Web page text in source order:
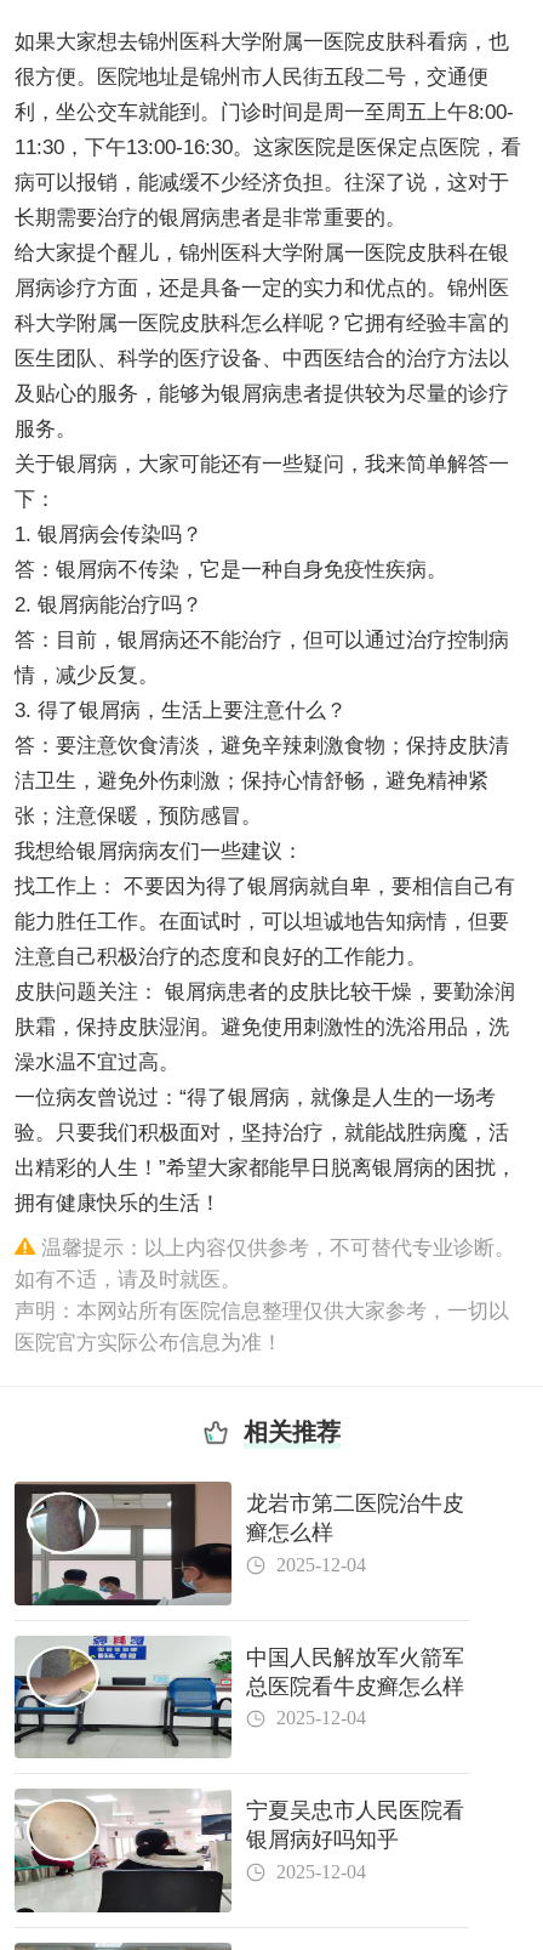
如果大家想去锦州医科大学附属一医院皮肤科看病，也
很方便。医院地址是锦州市人民街五段二号，交通便
利，坐公交车就能到。门诊时间是周一至周五上午8:00-
11:30，下午13:00-16:30。这家医院是医保定点医院，看
病可以报销，能减缓不少经济负担。往深了说，这对于
长期需要治疗的银屑病患者是非常重要的。
给大家提个醒儿，锦州医科大学附属一医院皮肤科在银
屑病诊疗方面，还是具备一定的实力和优点的。锦州医
科大学附属一医院皮肤科怎么样呢？它拥有经验丰富的
医生团队、科学的医疗设备、中西医结合的治疗方法以
及贴心的服务，能够为银屑病患者提供较为尽量的诊疗
服务。
关于银屑病，大家可能还有一些疑问，我来简单解答一
下：
1. 银屑病会传染吗？
答：银屑病不传染，它是一种自身免疫性疾病。
2. 银屑病能治疗吗？
答：目前，银屑病还不能治疗，但可以通过治疗控制病
情，减少反复。
3. 得了银屑病，生活上要注意什么？
答：要注意饮食清淡，避免辛辣刺激食物；保持皮肤清
洁卫生，避免外伤刺激；保持心情舒畅，避免精神紧
张；注意保暖，预防感冒。
我想给银屑病病友们一些建议：
找工作上： 不要因为得了银屑病就自卑，要相信自己有
能力胜任工作。在面试时，可以坦诚地告知病情，但要
注意自己积极治疗的态度和良好的工作能力。
皮肤问题关注： 银屑病患者的皮肤比较干燥，要勤涂润
肤霜，保持皮肤湿润。避免使用刺激性的洗浴用品，洗
澡水温不宜过高。
一位病友曾说过：“得了银屑病，就像是人生的一场考
验。只要我们积极面对，坚持治疗，就能战胜病魔，活
出精彩的人生！”希望大家都能早日脱离银屑病的困扰，
拥有健康快乐的生活！
温馨提示：以上内容仅供参考，不可替代专业诊断。
如有不适，请及时就医。
声明：本网站所有医院信息整理仅供大家参考，一切以
医院官方实际公布信息为准！
相关推荐
龙岩市第二医院治牛皮
癣怎么样
2025-12-04
中国人民解放军火箭军
总医院看牛皮癣怎么样
2025-12-04
宁夏吴忠市人民医院看
银屑病好吗知乎
2025-12-04